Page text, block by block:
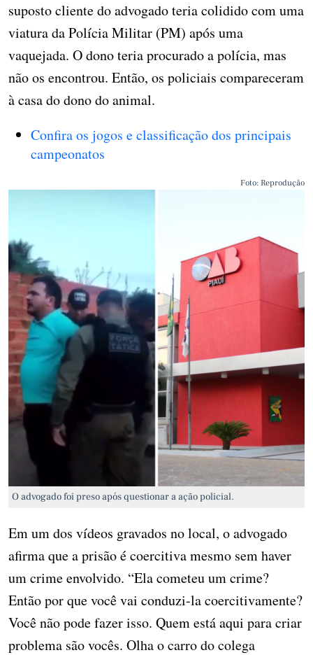
suposto cliente do advogado teria colidido com uma
viatura da Polícia Militar (PM) após uma
vaquejada. O dono teria procurado a polícia, mas
não os encontrou. Então, os policiais compareceram
à casa do dono do animal.
Confira os jogos e classificação dos principais
campeonatos
Foto: Reprodução
O advogado foi preso após questionar a ação policial.
Em um dos vídeos gravados no local, o advogado
afirma que a prisão é coercitiva mesmo sem haver
um crime envolvido. “Ela cometeu um crime?
Então por que você vai conduzi-la coercitivamente?
Você não pode fazer isso. Quem está aqui para criar
problema são vocês. Olha o carro do colega